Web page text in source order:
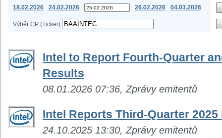
18.02.2026 24.02.2026 26.02.2026 04.03.2026
Výběr CP (Ticker)
Intel to Report Fourth-Quarter
Results
08.01.2026 07:36, Zprávy emitentů
Intel Reports Third-Quarter
24.10.2025 13:30, Zprávy emitentů